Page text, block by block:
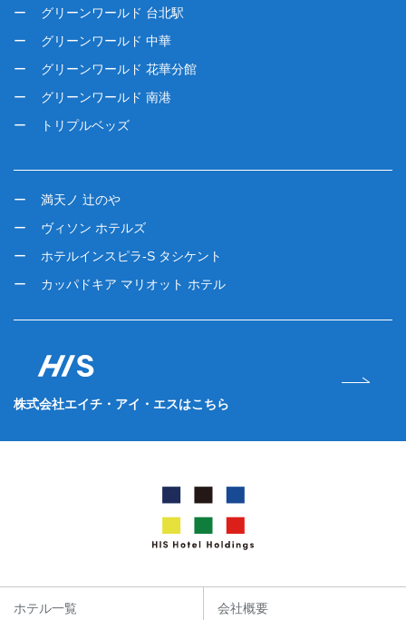
グリーンワールド 台北駅
グリーンワールド 中華
グリーンワールド 花華分館
グリーンワールド 南港
トリプルベッズ
満天ノ 辻のや
ヴィソン ホテルズ
ホテルインスピラ-S タシケント
カッパドキア マリオット ホテル
株式会社エイチ・アイ・エスはこちら
ホテル一覧 会社概要